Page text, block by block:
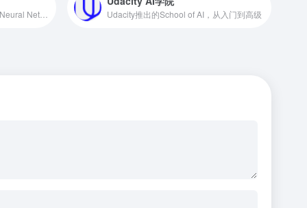
Udacity推出的School of AI，从入门到高级